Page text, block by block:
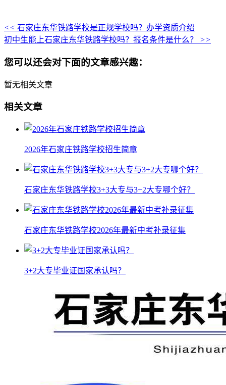
<< 石家庄东华铁路学校是正规学校吗？办学资质介绍
初中生能上石家庄东华铁路学校吗？报名条件是什么？ >>
您可以还会对下面的文章感兴趣：
暂无相关文章
相关文章
2026年石家庄铁路学校招生简章
石家庄东华铁路学校3+3大专与3+2大专哪个好？
石家庄东华铁路学校2026年最新中考补录征集
3+2大专毕业证国家承认吗？